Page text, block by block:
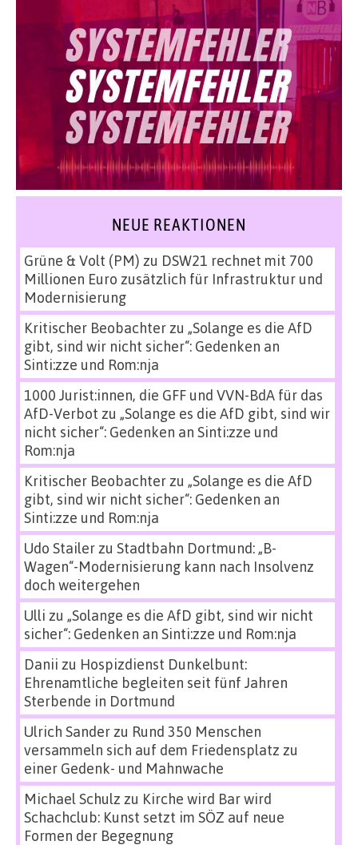
NEUE REAKTIONEN
Grüne & Volt (PM) zu DSW21 rechnet mit 700
Millionen Euro zusätzlich für Infrastruktur und
Modernisierung
Kritischer Beobachterzu „Solange es die AfD
gibt, sind wir nicht sicher“: Gedenken an
Sinti:zze und Rom:nja
1000 Jurist:innen, die GFF und VVN-BdA für das
AfD-Verbot zu „Solange es die AfD gibt, sind wir
nicht sicher“: Gedenken an Sinti:zze und
Rom:nja
Kritischer Beobachterzu „Solange es die AfD
gibt, sind wir nicht sicher“: Gedenken an
Sinti:zze und Rom:nja
Udo Stailerzu Stadtbahn Dortmund: „B-
Wagen“-Modernisierung kann nach Insolvenz
doch weitergehen
Ulli zu „Solange es die AfD gibt, sind wir nicht
sicher“: Gedenken an Sinti:zze und Rom:nja
Danii zu Hospizdienst Dunkelbunt:
Ehrenamtliche begleiten seit fünf Jahren
Sterbende in Dortmund
Ulrich Sanderzu Rund 350 Menschen
versammeln sich auf dem Friedensplatz zu
einer Gedenk- und Mahnwache
Michael Schulz zu Kirche wird Bar wird
Schachclub: Kunst setzt im SÖZ auf neue
Formen der Begegnung